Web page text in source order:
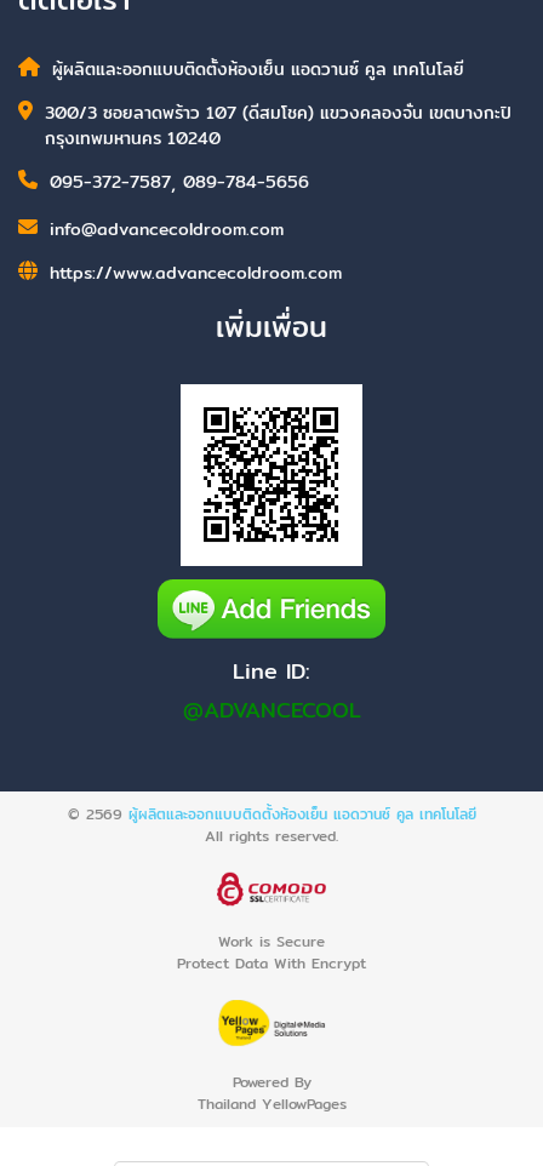
ผู้ผลิตและออกแบบติดตั้งห้องเย็น แอดวานซ์ คูล เทคโนโลยี
300/3 ซอยลาดพร้าว 107 (ดีสมโชค) แขวงคลองจั่น เขตบางกะปิ
กรุงเทพมหานคร 10240
095-372-7587, 089-784-5656
info@advancecoldroom.com
https://www.advancecoldroom.com
เพิ่มเพื่อน
Line ID:
@ADVANCECOOL
© 2569 ผู้ผลิตและออกแบบติดตั้งห้องเย็น แอดวานซ์ คูล เทคโนโลยี
All rights reserved.
Work is Secure
Protect Data With Encrypt
Powered By
Thailand YellowPages